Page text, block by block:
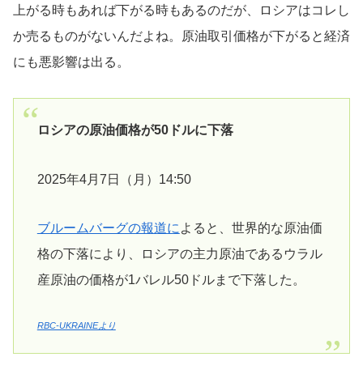
上がる時もあれば下がる時もあるのだが、ロシアはコレし
か売るものがないんだよね。原油取引価格が下がると経済
にも悪影響は出る。
ロシアの原油価格が50ドルに下落
2025年4月7日（月）14:50
ブルームバーグの報道に よると、世界的な原油価
格の下落により、ロシアの主力原油であるウラル
産原油の価格が1バレル50ドルまで下落した。
RBC-UKRAINEより